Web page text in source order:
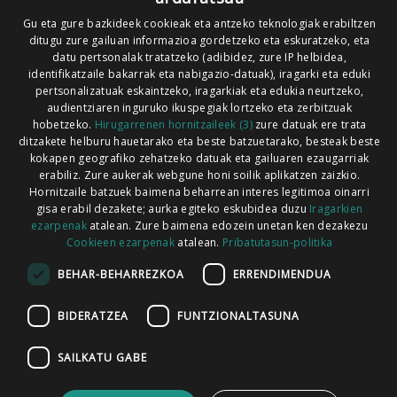
Xorroxin irratia | Elizondo | T. 948581226
Xorroxin irratia | Lesaka | T. 948638288
Codesyntaxek garatua
HONI BURUZ LEGE OHARRA PUBLIZITATEA
ARAUAK HARREMANETARAKO RSS
Gu eta gure bazkideek cookieak eta antzeko teknologiak erabiltzen
ditugu zure gailuan informazioa gordetzeko eta eskuratzeko, eta
datu pertsonalak tratatzeko (adibidez, zure IP helbidea,
identifikatzaile bakarrak eta nabigazio-datuak), iragarki eta eduki
pertsonalizatuak eskaintzeko, iragarkiak eta edukia neurtzeko,
audientziaren inguruko ikuspegiak lortzeko eta zerbitzuak
hobetzeko. Hirugarrenen hornitzaileek (3)zure datuak ere trata
ditzakete helburu hauetarako eta beste batzuetarako, besteak beste
kokapen geografiko zehatzeko datuak eta gailuaren ezaugarriak
erabiliz. Zure aukerak webgune honi soilik aplikatzen zaizkio.
Hornitzaile batzuek baimena beharrean interes legitimoa oinarri
gisa erabil dezakete; aurka egiteko eskubidea duzu Iragarkien
ezarpenakatalean. Zure baimena edozein unetan ken dezakezu
Cookieen ezarpenak atalean. Pribatutasun-politika
BEHAR-BEHARREZKOA ERRENDIMENDUA
BIDERATZEA FUNTZIONALTASUNA
SAILKATU GABE